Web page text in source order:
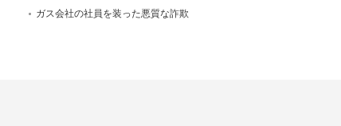
ガス会社の社員を装った悪質な詐欺